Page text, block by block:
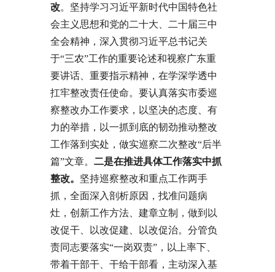
改。坚持学习习近平新时代中国特色社
会主义思想和党的二十大、二十届三中
全会精神，深入贯彻习近平总书记关
于“三农”工作的重要论述和视察广东重
要讲话、重要指示精神，在学深学透中
扛牢整改责任使命。要认真落实市委巡
察整改办工作要求，以坚决的态度、有
力的举措，以一抓到底的韧劲推动整改
工作落到实处，做实巡察二次整改“后半
篇”文章。二是在推进具体工作落实中抓
整改。 坚持巡察整改和重点工作两手
抓，全面深入剖析原因，找准问题病
灶，创新工作方法、建章立制，做到以
改促干、以改促建、以改促治。分管负
责同志要落实“一岗双责”，以上率下、
带着干部干、干给干部看，主动深入基